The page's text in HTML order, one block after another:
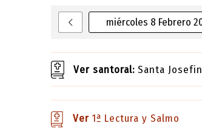
miércoles 8 Febrero
Ver santoral: Santa
Ver 1ª Lectura y Salmo